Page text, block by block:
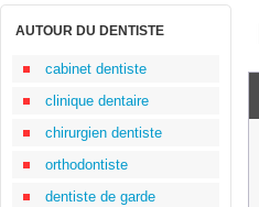
AUTOUR DU DENTISTE
cabinet dentiste
clinique dentaire
chirurgien dentiste
orthodontiste
dentiste de garde